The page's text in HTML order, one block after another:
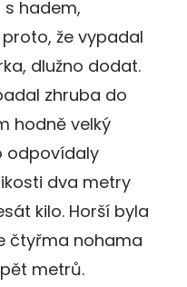
hadem,
že vypadal
dlužno dodat.
zhruba do
hodně velký
odpovídaly
dva metry
kilo. Horší byla
čtyřma nohama
metrů.